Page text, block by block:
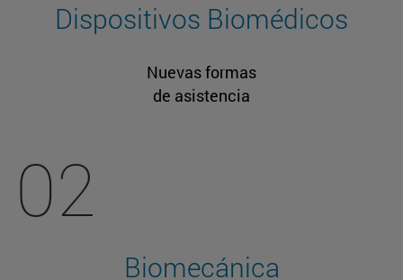
Dispositivos Biomédicos
Nuevas formas
de asistencia
02
Biomecánica